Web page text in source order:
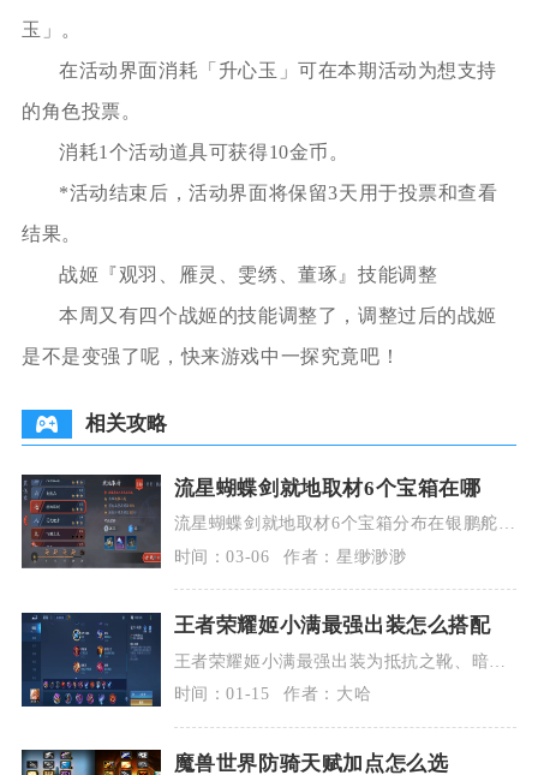
玉」。
在活动界面消耗「升心玉」可在本期活动为想支持
的角色投票。
消耗1个活动道具可获得10金币。
*活动结束后，活动界面将保留3天用于投票和查看
结果。
战姬『观羽、雁灵、雯绣、董琢』技能调整
本周又有四个战姬的技能调整了，调整过后的战姬
是不是变强了呢，快来游戏中一探究竟吧！
相关攻略
流星蝴蝶剑就地取材6个宝箱在哪
流星蝴蝶剑就地取材6个宝箱分布在银鹏舵地
图的阴暗角落、楼宇间隙、房顶、二楼楼梯
旁、连通通道
时间：03-06 作者：星缈渺渺
王者荣耀姬小满最强出装怎么搭配
王者荣耀姬小满最强出装为抵抗之靴、暗影
战斧、纯净苍穹、暴烈之甲、破军、碎星
锤，搭配10异变
时间：01-15 作者：大哈
魔兽世界防骑天赋加点怎么选